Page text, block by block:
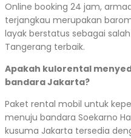
Online booking 24 jam,
terjangkau merupakan
layak berstatus sebagai
Tangerang terbaik.
Apakah kulorental
bandara Jakarta?
Paket rental mobil untuk
menuju bandara Soekarno
kusuma Jakarta tersedia